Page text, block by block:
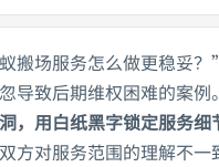
搬场服务怎么做更稳妥？
导致后期维权困难的案
用白纸黑字锁定服务细
方对服务范围的理解不